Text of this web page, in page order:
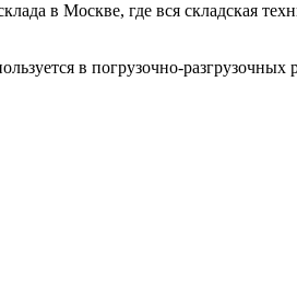
в Москве, где вся складская
в погрузочно-